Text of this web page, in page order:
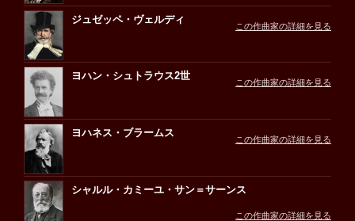
ジュゼッペ・ヴェルディ
この作曲家の詳細を見る
ヨハン・シュトラウス2世
この作曲家の詳細を見る
ヨハネス・ブラームス
この作曲家の詳細を見る
シャルル・カミーユ・サン＝サーンス
この作曲家の詳細を見る